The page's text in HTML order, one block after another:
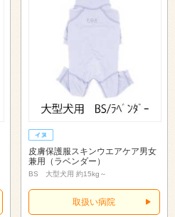
皮膚保護服スキンウエアケア男女
兼用（ラベンダー）
BS 大型犬用 約15kg～
取扱い病院